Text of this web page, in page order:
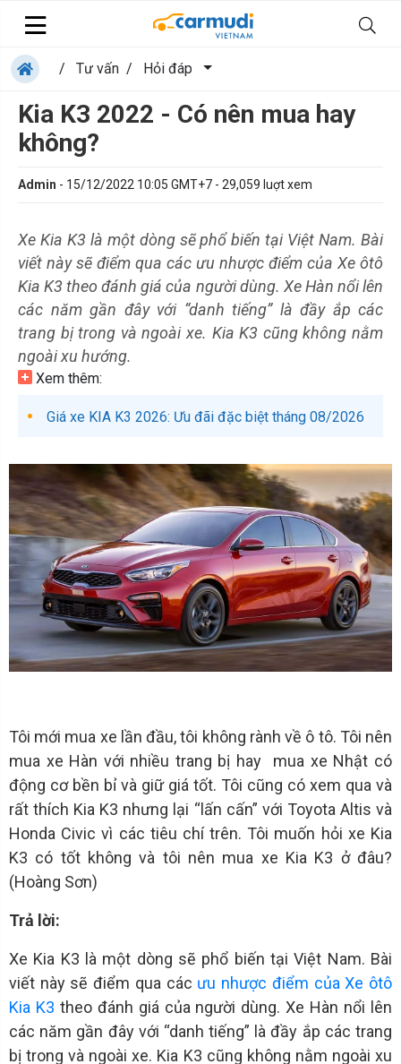
/ Tư vấn / Hỏi đáp
Kia K3 2022 - Có nên mua hay
không?
Admin - 15/12/2022 10:05 GMT+7 - 29,059 luợt xem
Xe Kia K3 là một dòng sẽ phổ biến tại Việt Nam. Bài
viết này sẽ điểm qua các ưu nhược điểm của Xe ôtô
Kia K3 theo đánh giá của người dùng. Xe Hàn nổi lên
các năm gần đây với “danh tiếng” là đầy ắp các
trang bị trong và ngoài xe. Kia K3 cũng không nằm
ngoài xu hướng.
Xem thêm:
Giá xe KIA K3 2026: Ưu đãi đặc biệt tháng 08/2026
Tôi mới mua xe lần đầu, tôi không rành về ô tô. Tôi nên
mua xe Hàn với nhiều trang bị hay mua xe Nhật có
động cơ bền bỉ và giữ giá tốt. Tôi cũng có xem qua và
rất thích Kia K3 nhưng lại “lấn cấn” với Toyota Altis và
Honda Civic vì các tiêu chí trên. Tôi muốn hỏi xe Kia
K3 có tốt không và tôi nên mua xe Kia K3 ở đâu?
(Hoàng Sơn)
Trả lời:
Xe Kia K3 là một dòng sẽ phổ biến tại Việt Nam. Bài
viết này sẽ điểm qua các ưu nhược điểm của Xe ôtô
Kia K3 theo đánh giá của người dùng. Xe Hàn nổi lên
các năm gần đây với “danh tiếng” là đầy ắp các trang
bị trong và ngoài xe. Kia K3 cũng không nằm ngoài xu